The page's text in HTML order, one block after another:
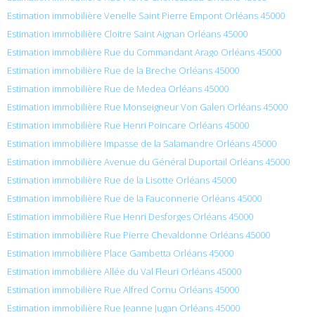
Estimation immobilière Venelle Saint Pierre Empont Orléans 45000
Estimation immobilière Cloitre Saint Aignan Orléans 45000
Estimation immobilière Rue du Commandant Arago Orléans 45000
Estimation immobilière Rue de la Breche Orléans 45000
Estimation immobilière Rue de Medea Orléans 45000
Estimation immobilière Rue Monseigneur Von Galen Orléans 45000
Estimation immobilière Rue Henri Poincare Orléans 45000
Estimation immobilière Impasse de la Salamandre Orléans 45000
Estimation immobilière Avenue du Général Duportail Orléans 45000
Estimation immobilière Rue de la Lisotte Orléans 45000
Estimation immobilière Rue de la Fauconnerie Orléans 45000
Estimation immobilière Rue Henri Desforges Orléans 45000
Estimation immobilière Rue Pierre Chevaldonne Orléans 45000
Estimation immobilière Place Gambetta Orléans 45000
Estimation immobilière Allée du Val Fleuri Orléans 45000
Estimation immobilière Rue Alfred Cornu Orléans 45000
Estimation immobilière Rue Jeanne Jugan Orléans 45000